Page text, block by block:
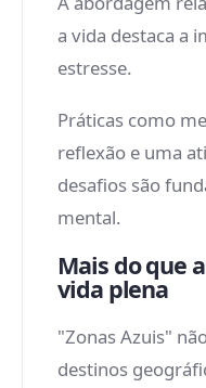
a vida destaca a
estresse.
Práticas como
reflexão e uma
desafios são
mental.
Mais do que
vida plena
"Zonas Azuis"
destinos